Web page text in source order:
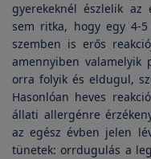
gyerekeknél észlelik
sem ritka, hogy egy 4-
szemben is erős
amennyiben valamelyik
orra folyik és eldugul,
Hasonlóan heves
állati allergénre
az egész évben jelen
tünetek: orrdugulás a